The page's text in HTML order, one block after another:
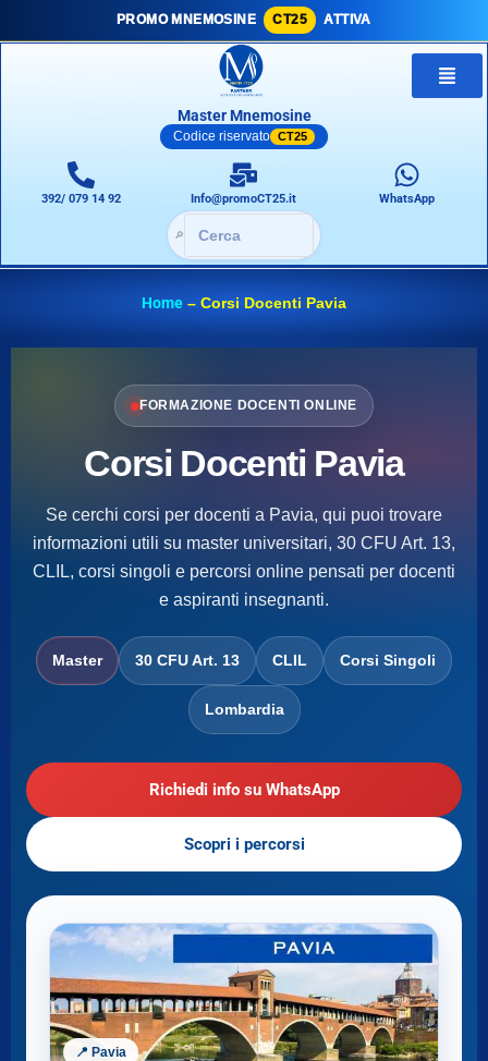
PROMO MNEMOSINE CT25 ATTIVA
Master Mnemosine
Codice riservato CT25
392/ 079 14 92 Info@promoCT25.it WhatsApp
🔎
Home – Corsi Docenti Pavia
FORMAZIONE DOCENTI ONLINE
Corsi Docenti Pavia
Se cerchi corsi per docenti a Pavia, qui puoi trovare
informazioni utili su master universitari, 30 CFU Art. 13,
CLIL, corsi singoli e percorsi online pensati per docenti
e aspiranti insegnanti.
Master 30 CFU Art. 13 CLIL Corsi Singoli
Lombardia
Richiedi info su WhatsApp
Scopri i percorsi
📍 Pavia